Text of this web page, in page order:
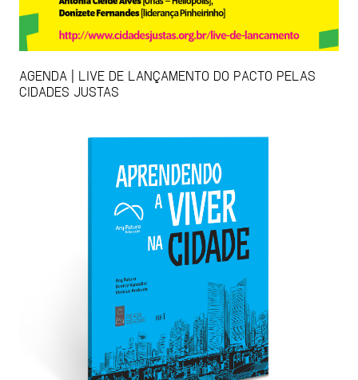
AGENDA | LIVE DE LANÇAMENTO DO PACTO PELAS
CIDADES JUSTAS